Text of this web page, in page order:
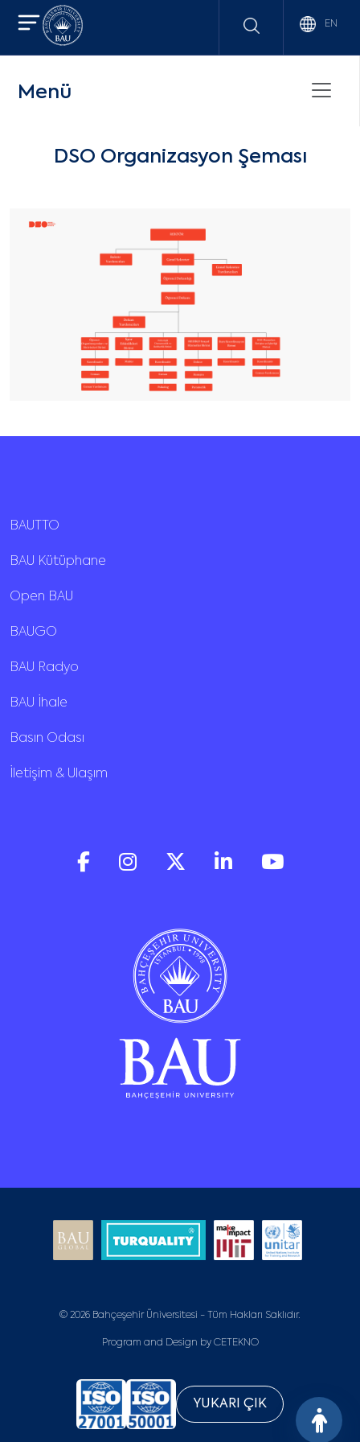
EN
Menü
DSO Organizasyon Şeması
BAUTTO
BAU Kütüphane
Open BAU
BAUGO
BAU Radyo
BAU İhale
Basın Odası
İletişim & Ulaşım
© 2026 Bahçeşehir Üniversitesi - Tüm Hakları Saklıdır.
Program and Design by CETEKNO
YUKARI ÇIK